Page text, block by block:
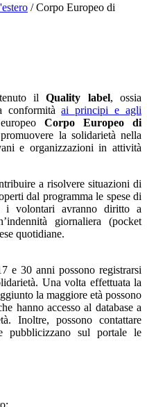
/Corpo Europeo di
ilQuality label, ossia
conformitàai principi e agli
Corpo Europeo di
la solidarietà nella
e organizzazioni in attività
a risolvere situazioni di
dal programma le spese di
volontari avranno diritto a
giornaliera (pocket
quotidiane.
e 30 anni possono registrarsi
Una volta effettuata la
la maggiore età possono
hanno accesso al database a
Inoltre, possono contattare
pubblicizzano sul portale le